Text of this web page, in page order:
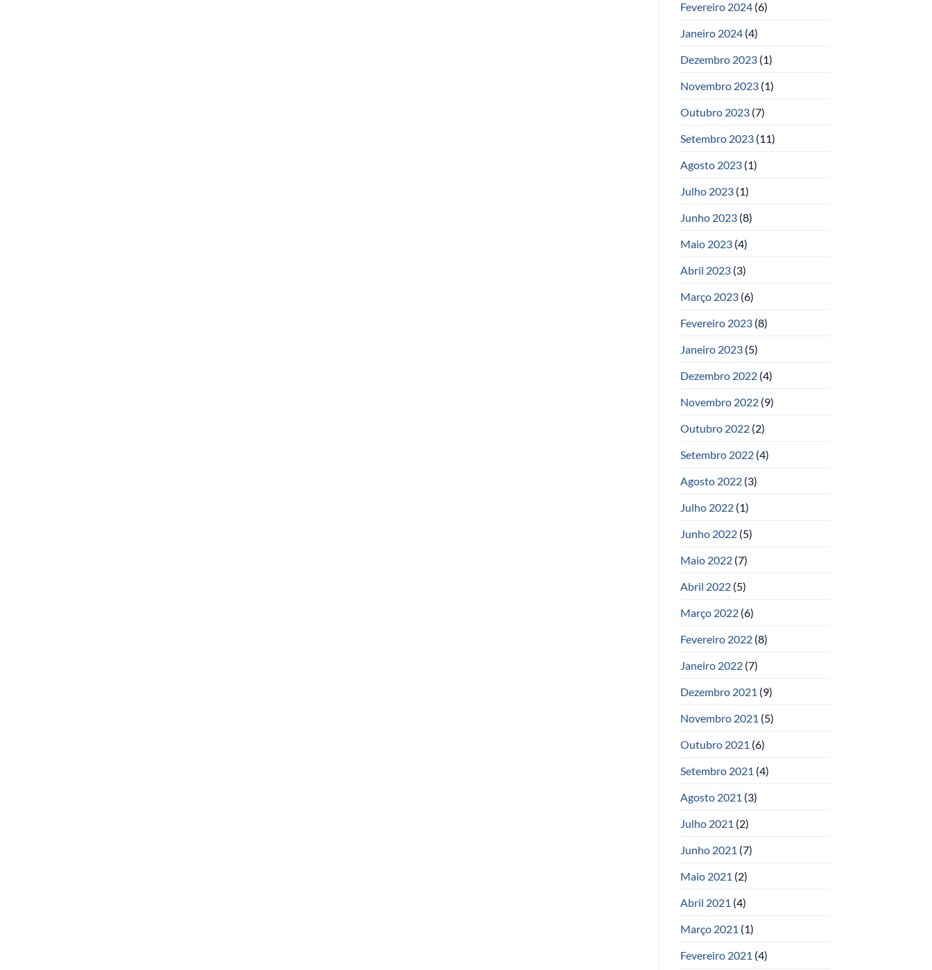
Fevereiro 2024(6)
Janeiro 2024(4)
Dezembro 2023(1)
Novembro 2023(1)
Outubro 2023(7)
Setembro 2023(11)
Agosto 2023(1)
Julho 2023(1)
Junho 2023(8)
Maio 2023(4)
Abril 2023(3)
Março 2023(6)
Fevereiro 2023(8)
Janeiro 2023(5)
Dezembro 2022(4)
Novembro 2022(9)
Outubro 2022(2)
Setembro 2022(4)
Agosto 2022(3)
Julho 2022(1)
Junho 2022(5)
Maio 2022(7)
Abril 2022(5)
Março 2022(6)
Fevereiro 2022(8)
Janeiro 2022(7)
Dezembro 2021 (9)
Novembro 2021 (5)
Outubro 2021 (6)
Setembro 2021 (4)
Agosto 2021 (3)
Julho 2021 (2)
Junho 2021 (7)
Maio 2021 (2)
Abril 2021 (4)
Março 2021 (1)
Fevereiro 2021 (4)